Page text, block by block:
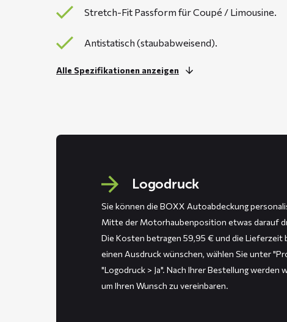
Stretch-Fit Passform für Coupé / Limousine.
Antistatisch (staubabweisend).
Alle Spezifikationen anzeigen
Logodruck
Sie können die BOXX Autoabdeckung
Mitte der Motorhaubenposition etwas darauf
Die Kosten betragen 59,95 € und die Lieferzeit
einen Ausdruck wünschen, wählen Sie unter
"Logodruck > Ja". Nach Ihrer Bestellung werden
um Ihren Wunsch zu vereinbaren.